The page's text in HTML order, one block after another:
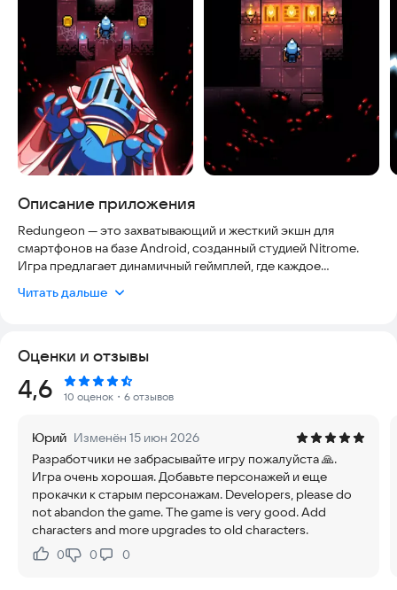
Описание приложения
Redungeon — это захватывающий и жесткий экшн для
смартфонов на базе Android, созданный студией Nitrome.
Игра предлагает динамичный геймплей, где каждое
• Вы будете исследовать бесконечные подземелья, которые
генерируются случайно и становятся всё сложнее с каждым
уровнем.
которых — помешать вашему продвижению и проверить
навыки.
• В игре доступны для разблокировки различные персонажи,
каждый из которых обладает уникальными и меняющимися
навыками, позволяющими адаптироваться к сложным
ситуациям.
Читать дальше
Оценки и отзывы
Рейтинг:
4,6 10 оценок ・6 отзывов
Юрий Изменён 15 июн 2026
Разработчики не забрасывайте игру пожалуйста 🙏.
Игра очень хорошая. Добавьте персонажей и еще
прокачки к старым персонажам. Developers, please do
not abandon the game. The game is very good. Add
characters and more upgrades to old characters.
Нравится:
0Не нравится:
0 0